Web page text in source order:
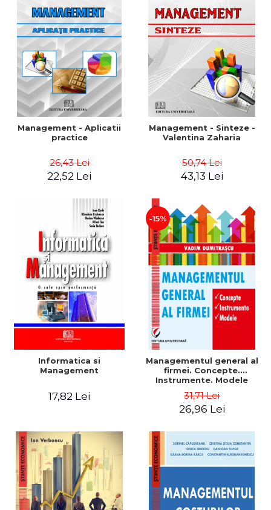
Management - Aplicatii
practice
26,43 Lei
22,52 Lei
Management - Sinteze -
Valentina Zaharia
50,74 Lei
43,13 Lei
Informatica si
Management
17,82 Lei
-15%
Managementul general al
firmei. Concepte.
Instrumente. Modele
31,71 Lei
26,96 Lei